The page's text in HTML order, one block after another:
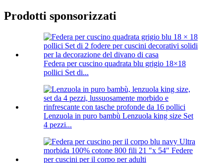
Prodotti sponsorizzati
Federa per cuscino quadrata blu grigio 18×18
pollici Set di...
Lenzuola in puro bambù Lenzuola king size Set
4 pezzi...